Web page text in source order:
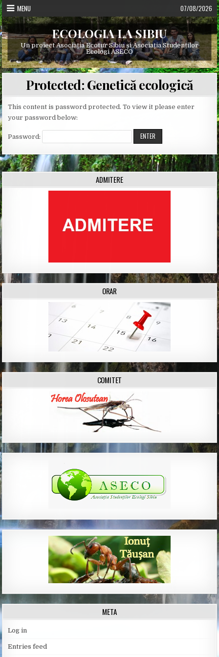
Skip
to
content
MENU 07/08/2026
ECOLOGIA LA SIBIU
Un proiect Asociația Ecotur Sibiu și Asociația Studenților
Ecologi ASECO
Protected: Genetică ecologică
This content is password protected. To view it please enter
your password below:
Password:
ADMITERE
ORAR
COMITET
META
Log in
Entries feed